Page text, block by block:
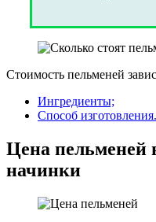
Стоимость пельменей
Ингредиенты;
Способ изготовления.
Цена пельменей
начинки